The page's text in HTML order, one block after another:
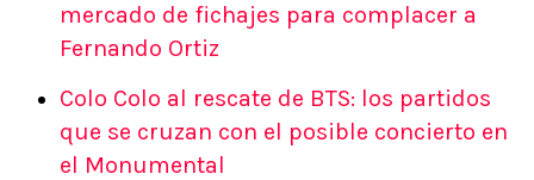
mercado de fichajes para complacer a
Fernando Ortiz
Colo Colo al rescate de BTS: los partidos
que se cruzan con el posible concierto en
el Monumental